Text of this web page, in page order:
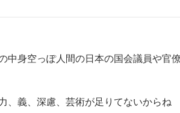
中身空っぽ人間の日本の国会議員や官
、義、深慮、芸術が足りてないからね